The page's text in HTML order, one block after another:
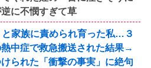
に不憫すぎて草
と家族に責められ育った私…３
中症で救急搬送された結果→
られた「衝撃の事実」に絶句